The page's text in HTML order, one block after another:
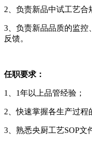
2、负责新品中试工艺合
3、负责新品品质的监控
反馈。
任职要求：
1、1年以上品管经验；
2、快速掌握各生产过程
3、熟悉央厨工艺SOP文